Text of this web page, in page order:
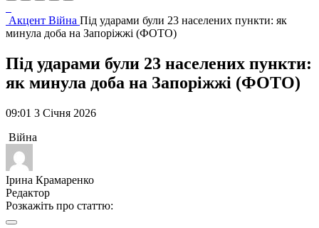
Акцент Війна Під ударами були 23 населених пункти: як
минула доба на Запоріжжі (ФОТО)
Під ударами були 23 населених пункти:
як минула доба на Запоріжжі (ФОТО)
09:01 3 Січня 2026
Війна
Ірина Крамаренко
Редактор
Розкажіть про статтю: